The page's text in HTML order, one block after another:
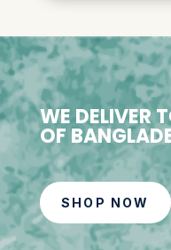
WE DELIVER
OF
SHOP NOW